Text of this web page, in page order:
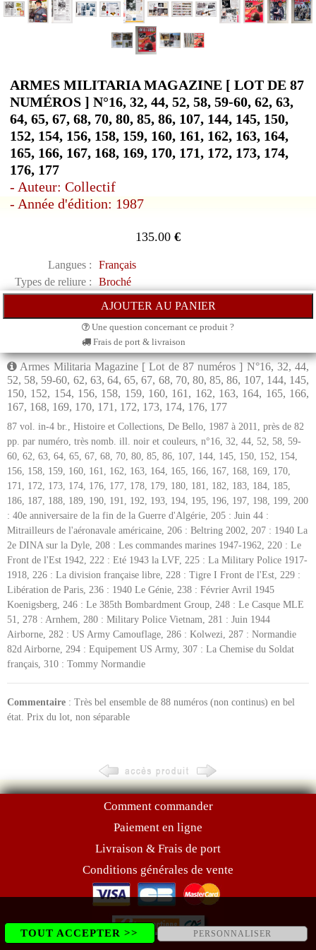
ARMES MILITARIA MAGAZINE [ LOT DE 87
NUMÉROS ] N°16, 32, 44, 52, 58, 59-60, 62, 63,
64, 65, 67, 68, 70, 80, 85, 86, 107, 144, 145, 150,
152, 154, 156, 158, 159, 160, 161, 162, 163, 164,
165, 166, 167, 168, 169, 170, 171, 172, 173, 174,
176, 177
- Auteur: Collectif
- Année d'édition: 1987
135.00 €
Langues :
Français
Types de reliure :
Broché
Une question concernant ce produit ?
Frais de port & livraison
Armes Militaria Magazine [ Lot de 87 numéros ] N°16, 32, 44,
52, 58, 59-60, 62, 63, 64, 65, 67, 68, 70, 80, 85, 86, 107, 144, 145,
150, 152, 154, 156, 158, 159, 160, 161, 162, 163, 164, 165, 166,
167, 168, 169, 170, 171, 172, 173, 174, 176, 177
87 vol. in-4 br., Histoire et Collections, De Bello, 1987 à 2011, près de 82
pp. par numéro, très nomb. ill. noir et couleurs, n°16, 32, 44, 52, 58, 59-
60, 62, 63, 64, 65, 67, 68, 70, 80, 85, 86, 107, 144, 145, 150, 152, 154,
156, 158, 159, 160, 161, 162, 163, 164, 165, 166, 167, 168, 169, 170,
171, 172, 173, 174, 176, 177, 178, 179, 180, 181, 182, 183, 184, 185,
186, 187, 188, 189, 190, 191, 192, 193, 194, 195, 196, 197, 198, 199, 200
: 40e anniversaire de la fin de la Guerre d'Algérie, 205 : Juin 44 :
Mitrailleurs de l'aéronavale américaine, 206 : Beltring 2002, 207 : 1940 La
2e DINA sur la Dyle, 208 : Les commandes marines 1947-1962, 220 : Le
Front de l'Est 1942, 222 : Eté 1943 la LVF, 225 : La Military Police 1917-
1918, 226 : La division française libre, 228 : Tigre I Front de l'Est, 229 :
Libération de Paris, 236 : 1940 Le Génie, 238 : Février Avril 1945
Koenigsberg, 246 : Le 385th Bombardment Group, 248 : Le Casque MLE
51, 278 : Arnhem, 280 : Military Police Vietnam, 281 : Juin 1944
Airborne, 282 : US Army Camouflage, 286 : Kolwezi, 287 : Normandie
82d Airborne, 294 : Equipement US Army, 307 : La Chemise du Soldat
français, 310 : Tommy Normandie
Commentaire : Très bel ensemble de 88 numéros (non continus) en bel
état. Prix du lot, non séparable
Comment commander
Paiement en ligne
Livraison & Frais de port
Conditions générales de vente
TOUT ACCEPTER >> PERSONNALISER